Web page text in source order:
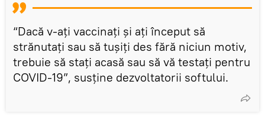
“Dacă v-ați vaccinați și ați început să
strănutați sau să tușiți des fără niciun motiv,
trebuie să stați acasă sau să vă testați pentru
COVID-19”, susține dezvoltatorii softului.